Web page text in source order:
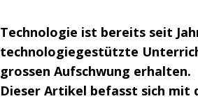
Technologie ist bereits seit
technologiegestützte
grossen Aufschwung erhalten.
Dieser Artikel befasst sich mit